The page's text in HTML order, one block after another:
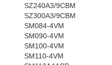
SZ240A3/9CBM
SZ300A3/9CBM
SM084-4VM
SM090-4VM
SM100-4VM
SM110-4VM